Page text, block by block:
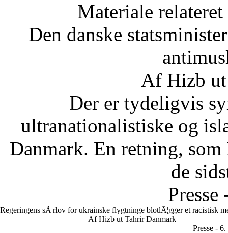
Materiale
Den danske
Af Hizb
Der er tydeligvis
ultranationalistiske og
Danmark. En retning,
de
Regeringens sÃ¦rlov for ukrainske flygtninge blotlÃ¦gger et racistisk
Af Hizb ut Tahrir Danmark
Presse -